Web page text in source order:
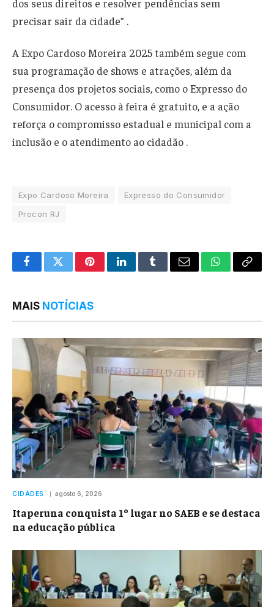
dos seus direitos e resolver pendências sem
precisar sair da cidade” .
A Expo Cardoso Moreira 2025 também segue com
sua programação de shows e atrações, além da
presença dos projetos sociais, como o Expresso do
Consumidor. O acesso à feira é gratuito, e a ação
reforça o compromisso estadual e municipal com a
inclusão e o atendimento ao cidadão .
Expo Cardoso Moreira
Expresso do Consumidor
Procon RJ
FacebookTwitterPinterestLinkedInTumblrEmail WhatsApp
Copy
MAIS NOTÍCIAS
CIDADES agosto 6, 2026
Itaperuna conquista 1º lugar no SAEB e se destaca
na educação pública